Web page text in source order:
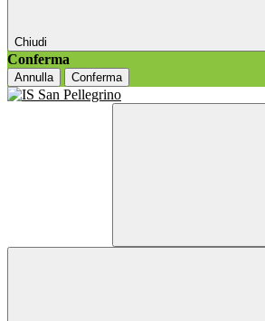
Chiudi
Conferma
Annulla Conferma